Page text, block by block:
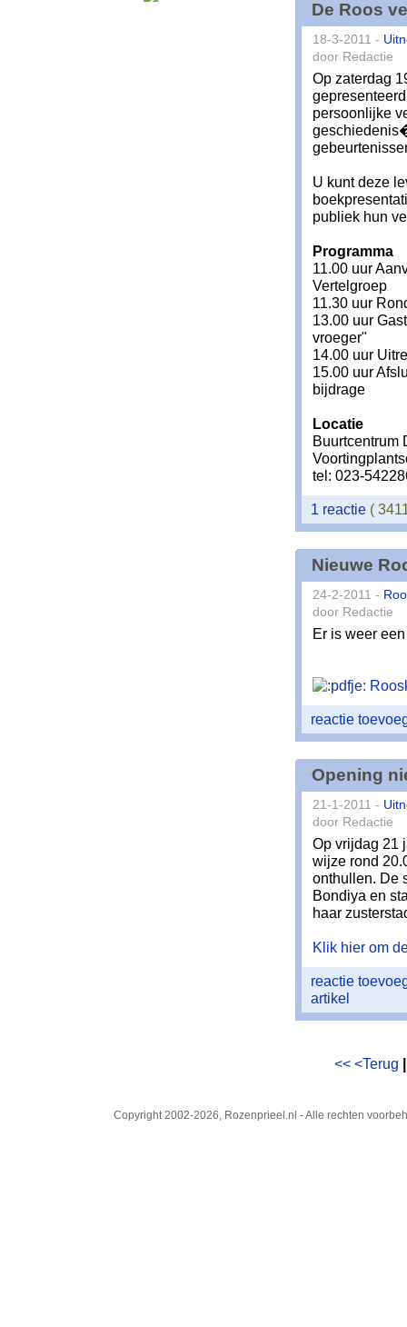
De Roos
18-3-2011 -
door Redactie
Op zaterdag
persoonlijke
U kunt deze
publiek hun
Programma
11.00 uur
Vertelgroep
11.30 uur
13.00 uur
vroeger"
14.00 uur
15.00 uur
bijdrage
Locatie
Buurtcentrum
tel: 023-
1 reactie (
Nieuwe
24-2-2011 -
door Redactie
Er is weer
reactie
Opening
21-1-2011 -
door Redactie
Op vrijdag 21
wijze rond
onthullen. De
Bondiya en
haar
Klik hier om
reactie
artikel
<< <Terug
Copyright 2002-2026, Rozenprieel.nl - Alle rechten